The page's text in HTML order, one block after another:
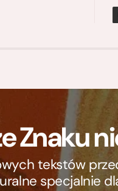
Znaku
tekstów
specjalnie